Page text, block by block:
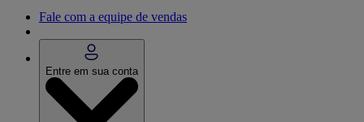
Fale com a equipe de vendas
Entre em sua conta